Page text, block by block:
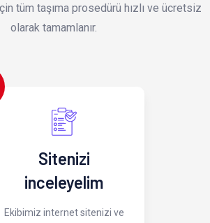
tüm taşıma prosedürü hızlı ve ücretsiz
olarak tamamlanır.
Sitenizi
inceleyelim
Ekibimiz internet sitenizi ve